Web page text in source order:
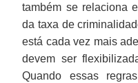
também se relaciona
da taxa de
está cada vez mais
devem ser
Quando essas